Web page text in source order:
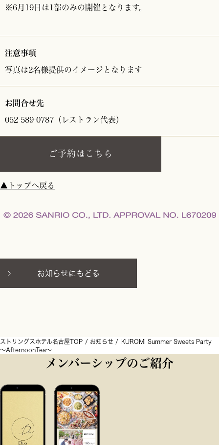
※6月19日は1部のみの開催となります。
注意事項
写真は2名様提供のイメージとなります
お問合せ先
052-589-0787（レストラン代表）
ご予約はこちら
▲トップへ戻る
お知らせにもどる
ストリングスホテル名古屋TOP お知らせ
KUROMI Summer Sweets Party
～AfternoonTea～
メンバーシップのご紹介